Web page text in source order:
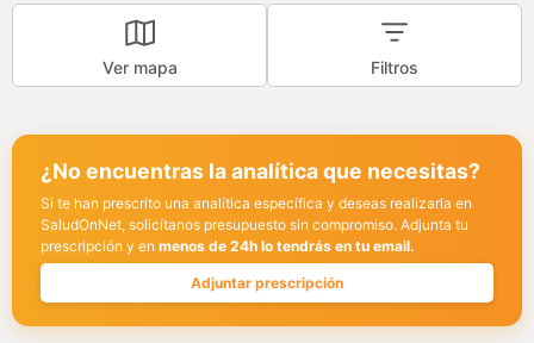
Ver mapa Filtros
¿No encuentras la analítica que necesitas?
Si te han prescrito una analítica específica y deseas realizarla en
SaludOnNet, solicítanos presupuesto sin compromiso. Adjunta tu
prescripción y en menos de 24h lo tendrás en tu email.
Adjuntar prescripción